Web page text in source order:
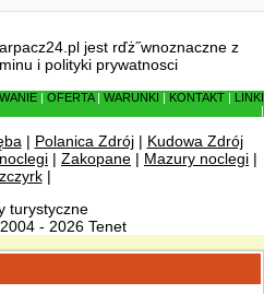
jest rďż˝wnoznaczne z
i polityki prywatnosci
OFERTA| WARUNKI KONTAKT
LINKI
| Polanica Zdrój| Kudowa Zdrój
noclegi | Zakopane | Mazury noclegi |
|
turystyczne
- 2026 Tenet